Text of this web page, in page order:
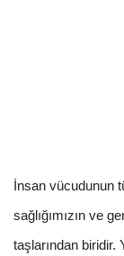
İnsan vücudunun
sağlığımızın ve
taşlarından